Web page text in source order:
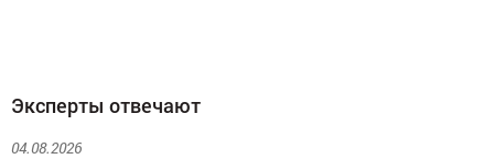
Эксперты отвечают
04.08.2026